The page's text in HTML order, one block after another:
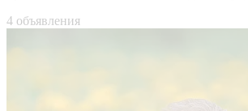
4 объявления